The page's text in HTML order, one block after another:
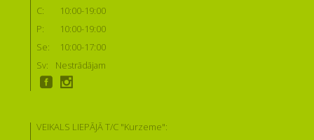
C:
10:00-19:00
P:
10:00-19:00
Se:
10:00-17:00
Sv:
Nestrādājam
VEIKALS LIEPĀJĀ T/C "Kurzeme":